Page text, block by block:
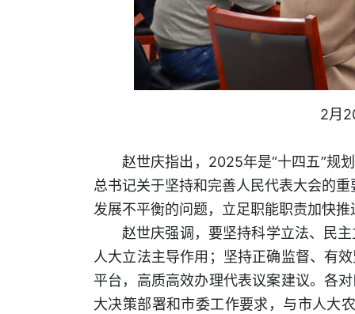
2月
赵世庆指出，2025年是“十四五”规
总书记关于坚持和完善人民代表大会的
发展不平衡的问题，立足职能职责加快
赵世庆强调，要坚持科学立法、民
人大立法主导作用；坚持正确监督、有
平台，高质高效办理代表议案建议。各
大决策部署和市委工作要求，与市人大